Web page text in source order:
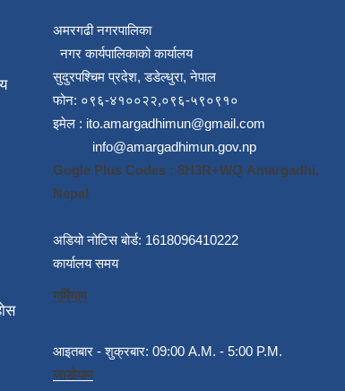
अमरगढी नगरपालिका
नगर कार्यपालिकाको कार्यालय
सुदुरपश्चिम प्रदेश, डडेल्धुरा, नेपाल
फोन: ०९६-४१००२२,०९६-५९०९१०
इमेल : ito.amargadhimun@gmail.com
info@amargadhimun.gov.np
Gogle Plus Codes : 8H3R+WQ Amargadhi,
Nepal
अडियो नोटिस बोर्ड: 1618096410222
कार्यालय समय
गर्मियाम
आइतबार - शुक्रबार: 09:00 A.M. - 5:00 P.M.
जाडोयाम